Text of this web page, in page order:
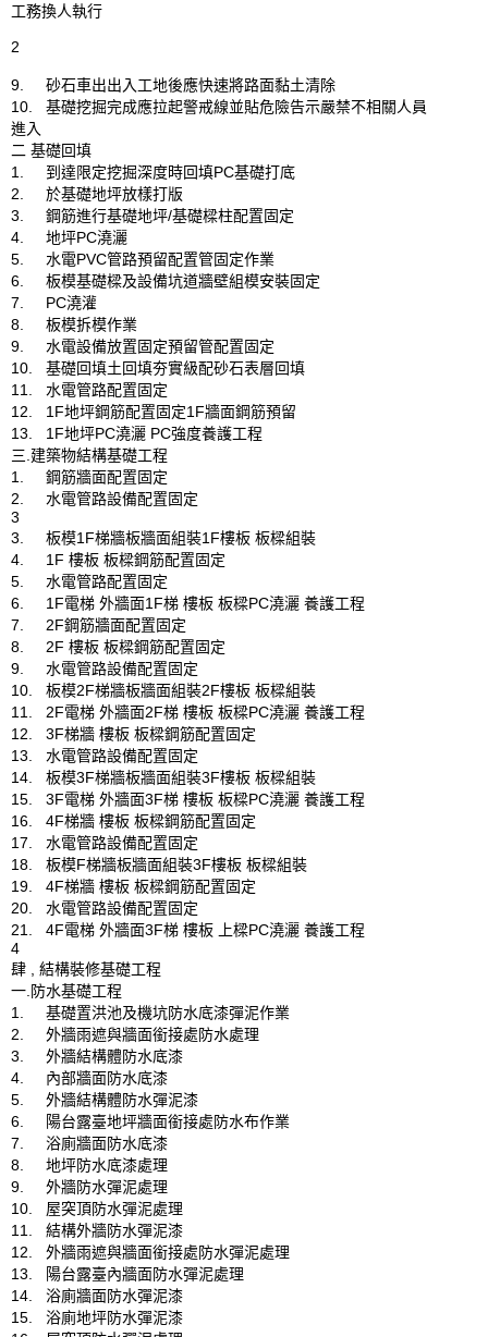
工務換人執行
2
9.	砂石車出出入工地後應快速將路面黏土清除
10.	基礎挖掘完成應拉起警戒線並貼危險告示嚴禁不相關人員
進入
二 基礎回填
1.	到達限定挖掘深度時回填PC基礎打底
2.	於基礎地坪放樣打版
3.	鋼筋進行基礎地坪/基礎樑柱配置固定
4.	地坪PC澆灑
5.	水電PVC管路預留配置管固定作業
6.	板模基礎樑及設備坑道牆壁組模安裝固定
7.	PC澆灌
8.	板模拆模作業
9.	水電設備放置固定預留管配置固定
10.	基礎回填土回填夯實級配砂石表層回填
11.	水電管路配置固定
12.	1F地坪鋼筋配置固定1F牆面鋼筋預留
13.	1F地坪PC澆灑 PC強度養護工程
三.建築物結構基礎工程
1.	鋼筋牆面配置固定
2.	水電管路設備配置固定
3
3.	板模1F梯牆板牆面組裝1F樓板 板樑組裝
4.	1F 樓板 板樑鋼筋配置固定
5.	水電管路配置固定
6.	1F電梯 外牆面1F梯 樓板 板樑PC澆灑 養護工程
7.	2F鋼筋牆面配置固定
8.	2F 樓板 板樑鋼筋配置固定
9.	水電管路設備配置固定
10.	板模2F梯牆板牆面組裝2F樓板 板樑組裝
11.	2F電梯 外牆面2F梯 樓板 板樑PC澆灑 養護工程
12.	3F梯牆 樓板 板樑鋼筋配置固定
13.	水電管路設備配置固定
14.	板模3F梯牆板牆面組裝3F樓板 板樑組裝
15.	3F電梯 外牆面3F梯 樓板 板樑PC澆灑 養護工程
16.	4F梯牆 樓板 板樑鋼筋配置固定
17.	水電管路設備配置固定
18.	板模F梯牆板牆面組裝3F樓板 板樑組裝
19.	4F梯牆 樓板 板樑鋼筋配置固定
20.	水電管路設備配置固定
21.	4F電梯 外牆面3F梯 樓板 上樑PC澆灑 養護工程
4
肆 , 結構裝修基礎工程
一.防水基礎工程
1.	基礎置洪池及機坑防水底漆彈泥作業
2.	外牆雨遮與牆面銜接處防水處理
3.	外牆結構體防水底漆
4.	內部牆面防水底漆
5.	外牆結構體防水彈泥漆
6.	陽台露臺地坪牆面銜接處防水布作業
7.	浴廁牆面防水底漆
8.	地坪防水底漆處理
9.	外牆防水彈泥處理
10.	屋突頂防水彈泥處理
11.	結構外牆防水彈泥漆
12.	外牆雨遮與牆面銜接處防水彈泥處理
13.	陽台露臺內牆面防水彈泥處理
14.	浴廁牆面防水彈泥漆
15.	浴廁地坪防水彈泥漆